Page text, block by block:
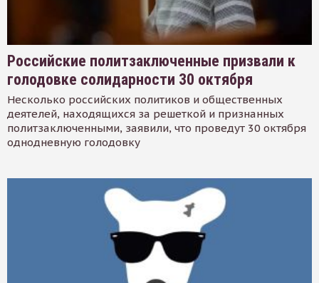
Российские политзаключенные призвали к
голодовке солидарности 30 октября
Несколько российских политиков и общественных
деятелей, находящихся за решеткой и признанных
политзаключенными, заявили, что проведут 30 октября
однодневную голодовку